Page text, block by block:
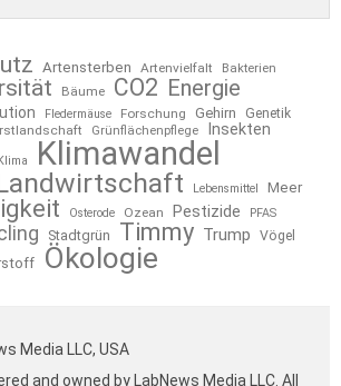
Artensterben Artenvielfalt
Bakterien
Bäume CO2 Energie
Fledermäuse Forschung Gehirn Genetik
Grünflächenpflege Insekten
Klimawandel
Lebensmittel
Meer
Osterode Ozean Pestizide PFAS
Stadtgrün Timmy Trump
Vögel
Ökologie
Media LLC, USA
and owned by LabNews Media LLC. All